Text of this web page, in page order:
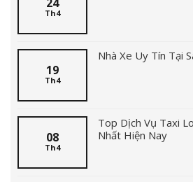
24
Th4
19
Th4
Nhà Xe Uy Tín Tại
08
Th4
Top Dịch Vụ Taxi
Nhất Hiện Nay